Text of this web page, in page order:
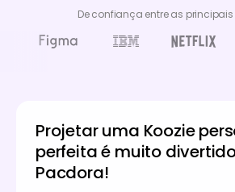
De confiança entre as
Projetar uma Koozie
perfeita é muito
Pacdora!